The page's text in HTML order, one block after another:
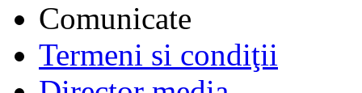
Comunicate
Termeni si condiţii